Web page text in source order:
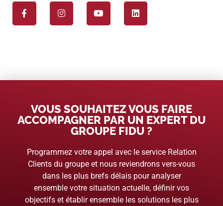
VOUS SOUHAITEZ VOUS FAIRE
ACCOMPAGNER PAR UN EXPERT DU
GROUPE FIDU ?
Programmez votre appel avec le service Relation
Clients du groupe et nous reviendrons vers-vous
dans les plus brefs délais pour analyser
ensemble votre situation actuelle, définir vos
objectifs et établir ensemble les solutions les plus